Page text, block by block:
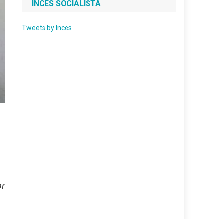
INCES SOCIALISTA
Tweets by Inces